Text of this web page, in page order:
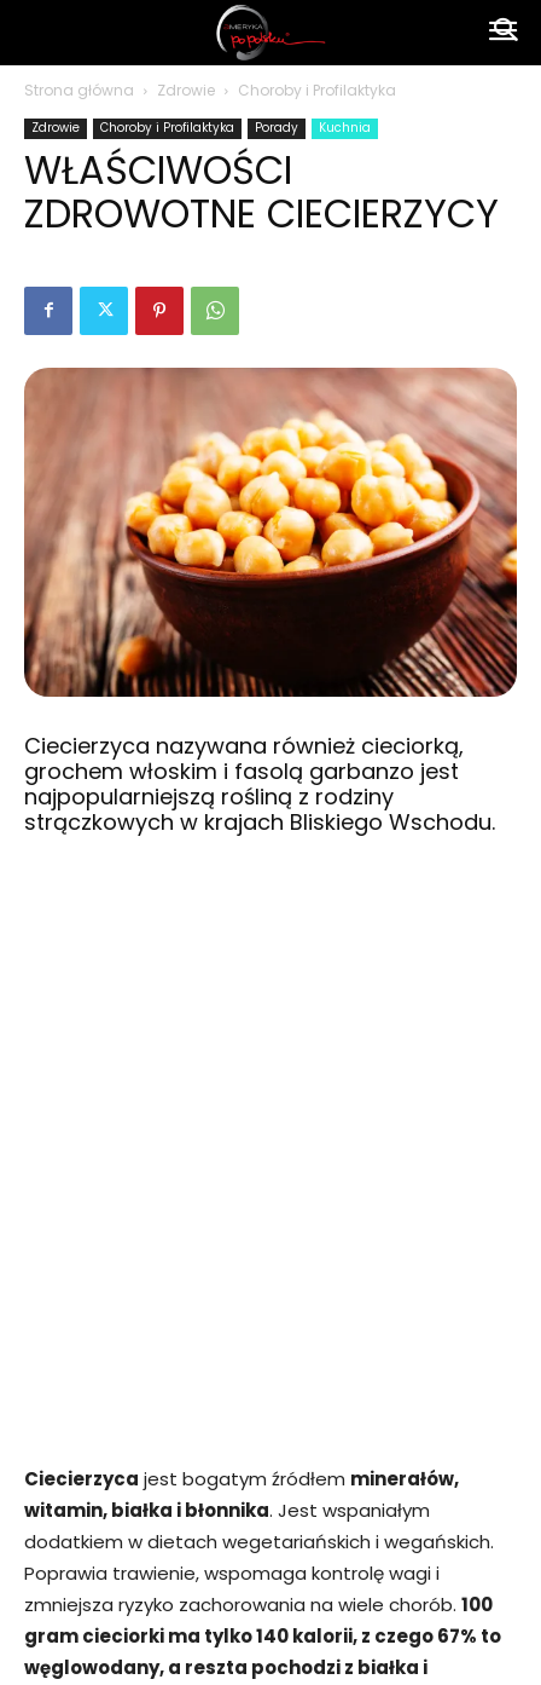
Strona główna Zdrowie Choroby i Profilaktyka
Zdrowie Choroby i Profilaktyka Porady Kuchnia
WŁAŚCIWOŚCI
ZDROWOTNE CIECIERZYCY
Ciecierzyca nazywana również cieciorką,
grochem włoskim i fasolą garbanzo jest
najpopularniejszą rośliną z rodziny
strączkowych w krajach Bliskiego Wschodu.
Ciecierzyca jest bogatym źródłem minerałów,
witamin, białka i błonnika. Jest wspaniałym
dodatkiem w dietach wegetariańskich i wegańskich.
Poprawia trawienie, wspomaga kontrolę wagi i
zmniejsza ryzyko zachorowania na wiele chorób. 100
gram cieciorki ma tylko 140 kalorii, z czego 67% to
węglowodany, a reszta pochodzi z białka i